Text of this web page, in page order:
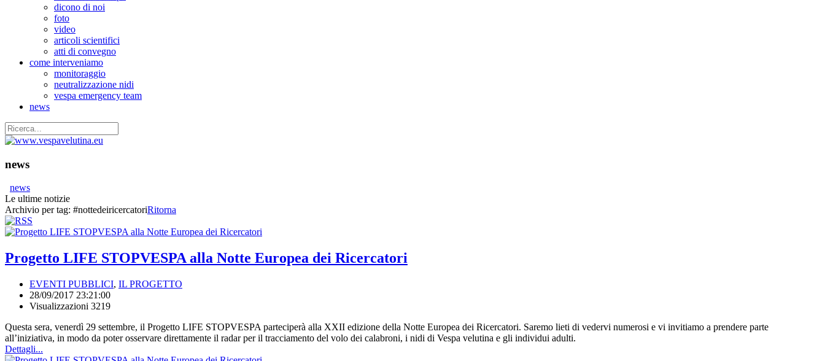
dicono di noi
foto
video
articoli scientifici
atti di convegno
come interveniamo
monitoraggio
neutralizzazione nidi
vespa emergency team
news
news
news
Le ultime notizie
Archivio per tag: #nottedeiricercatoriRitorna
Progetto LIFE STOPVESPA alla Notte Europea dei Ricercatori
EVENTI PUBBLICI, IL PROGETTO
28/09/2017 23:21:00
Visualizzazioni 3219
Questa sera, venerdì 29 settembre, il Progetto LIFE STOPVESPA parteciperà alla XXII edizione della Notte Europea dei Ricercatori. Saremo lieti di vedervi numerosi e vi invitiamo a prendere parte
all’iniziativa, in modo da poter osservare direttamente il radar per il tracciamento del volo dei calabroni, i nidi di Vespa velutina e gli individui adulti.
Dettagli...